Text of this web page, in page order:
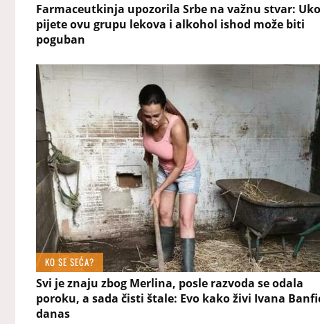
Farmaceutkinja upozorila Srbe na važnu stvar:
pijete ovu grupu lekova i alkohol ishod može biti
poguban
KO SE SEĆA?
Svi je znaju zbog Merlina, posle razvoda se odala
poroku, a sada čisti štale: Evo kako živi Ivana
danas